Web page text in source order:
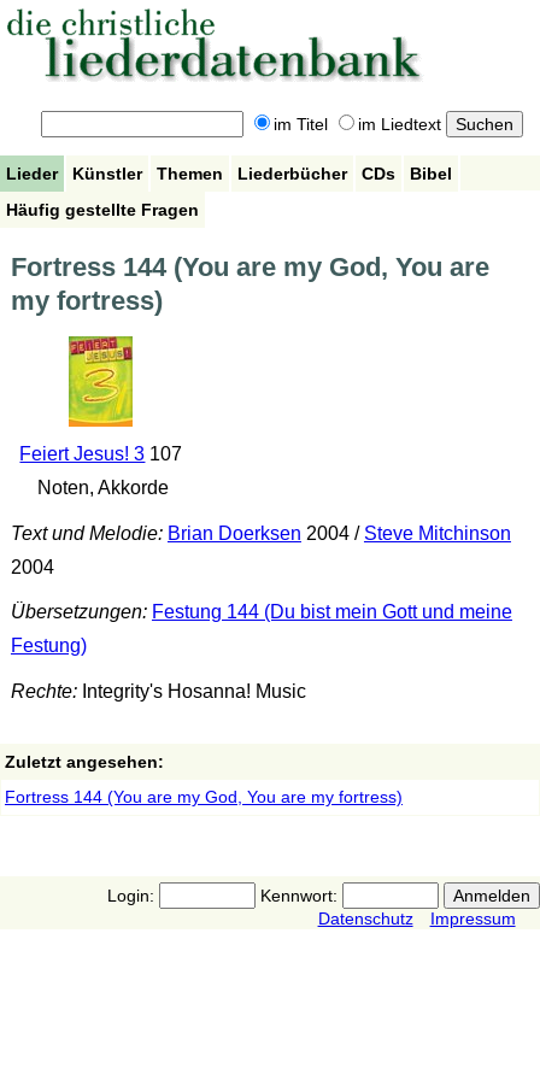
im Titel im Liedtext
Lieder Künstler Themen Liederbücher CDs
Bibel
Häufig gestellte Fragen
Fortress 144 (You are my God, You are
my fortress)
Feiert Jesus! 3 107
Noten, Akkorde
Text und Melodie: Brian Doerksen 2004 / Steve Mitchinson
2004
Übersetzungen: Festung 144 (Du bist mein Gott und meine
Festung)
Rechte:Integrity's Hosanna! Music
Zuletzt angesehen:
Fortress 144 (You are my God, You are my fortress)
Login:
Kennwort:
Datenschutz
Impressum